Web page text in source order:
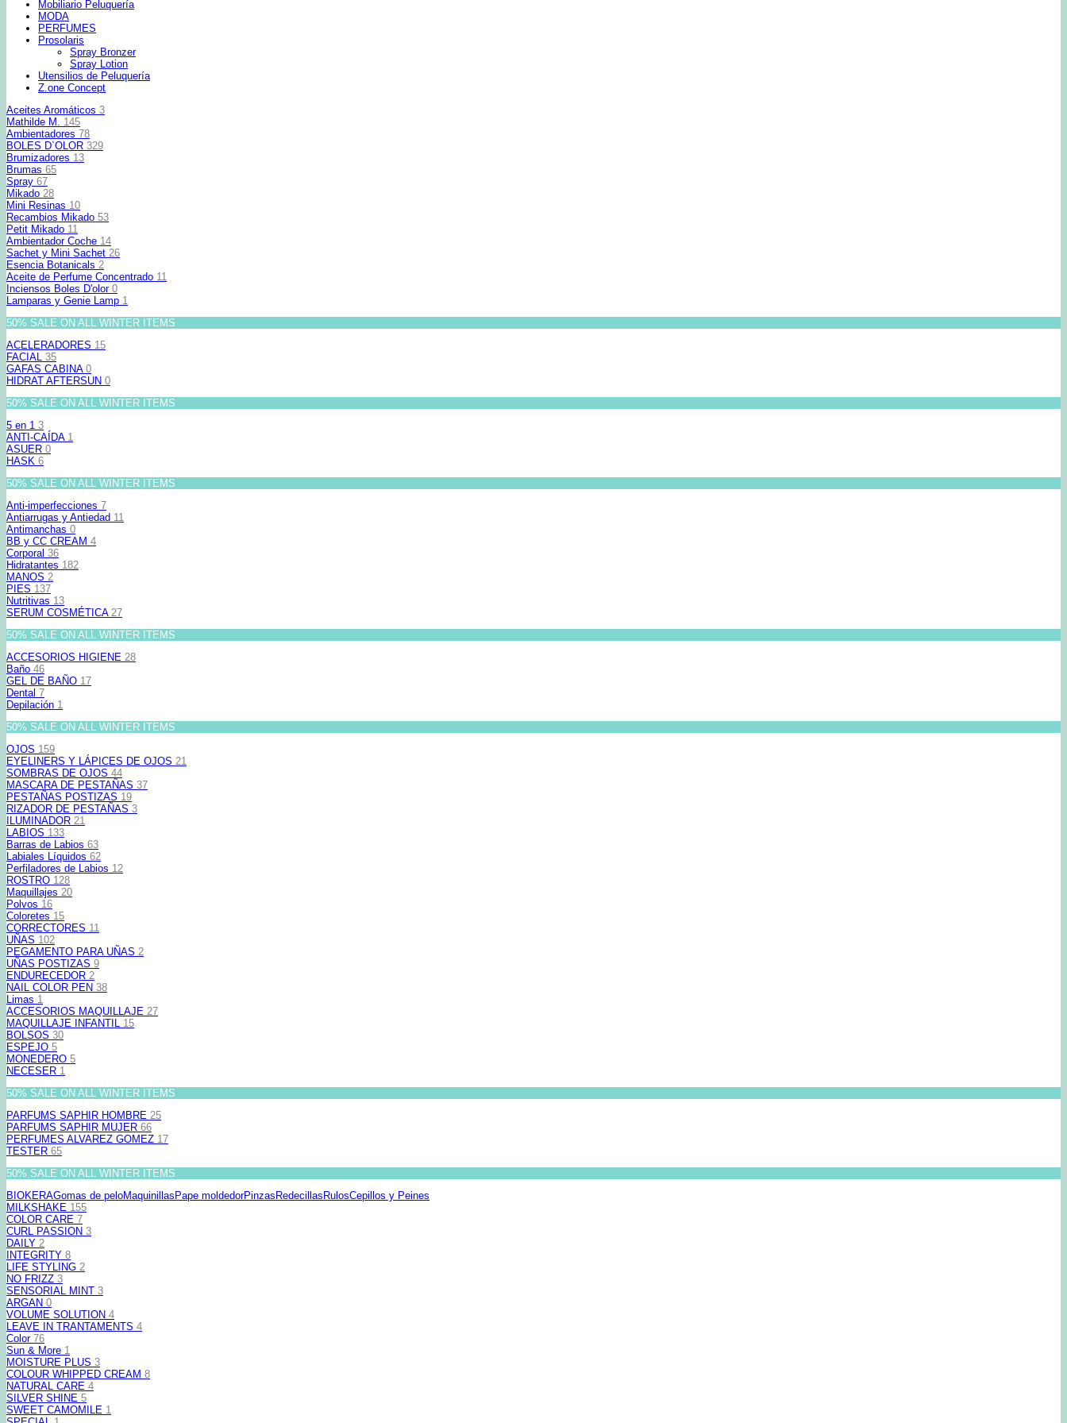
Mobiliario Peluquería
MODA
PERFUMES
Prosolaris
Spray Bronzer
Spray Lotion
Utensilios de Peluquería
Z.one Concept
Aceites Aromáticos 3
Mathilde M. 145
Ambientadores 78
BOLES D`OLOR 329
Brumizadores 13
Brumas 65
Spray 67
Mikado 28
Mini Resinas 10
Recambios Mikado 53
Petit Mikado 11
Ambientador Coche 14
Sachet y Mini Sachet 26
Esencia Botanicals 2
Aceite de Perfume Concentrado 11
Inciensos Boles D'olor 0
Lamparas y Genie Lamp 1
50% SALE ON ALL WINTER ITEMS
ACELERADORES 15
FACIAL 35
GAFAS CABINA 0
HIDRAT AFTERSUN 0
50% SALE ON ALL WINTER ITEMS
5 en 1 3
ANTI-CAÍDA 1
ASUER 0
HASK 6
50% SALE ON ALL WINTER ITEMS
Anti-imperfecciones 7
Antiarrugas y Antiedad 11
Antimanchas 0
BB y CC CREAM 4
Corporal 36
Hidratantes 182
MANOS 2
PIES 137
Nutritivas 13
SERUM COSMÉTICA 27
50% SALE ON ALL WINTER ITEMS
ACCESORIOS HIGIENE 28
Baño 46
GEL DE BAÑO 17
Dental 7
Depilación 1
50% SALE ON ALL WINTER ITEMS
OJOS 159
EYELINERS Y LÁPICES DE OJOS 21
SOMBRAS DE OJOS 44
MASCARA DE PESTAÑAS 37
PESTAÑAS POSTIZAS 19
RIZADOR DE PESTAÑAS 3
ILUMINADOR 21
LABIOS 133
Barras de Labios 63
Labiales Líquidos 62
Perfiladores de Labios 12
ROSTRO 128
Maquillajes 20
Polvos 16
Coloretes 15
CORRECTORES 11
UÑAS 102
PEGAMENTO PARA UÑAS 2
UÑAS POSTIZAS 9
ENDURECEDOR 2
NAIL COLOR PEN 38
Limas 1
ACCESORIOS MAQUILLAJE 27
MAQUILLAJE INFANTIL 15
BOLSOS 30
ESPEJO 5
MONEDERO 5
NECESER 1
50% SALE ON ALL WINTER ITEMS
PARFUMS SAPHIR HOMBRE 25
PARFUMS SAPHIR MUJER 66
PERFUMES ALVAREZ GOMEZ 17
TESTER 65
50% SALE ON ALL WINTER ITEMS
BIOKERAGomas de peloMaquinillas Pape moldedorPinzas Redecillas RulosCepillos y Peines
MILKSHAKE 155
COLOR CARE 7
CURL PASSION 3
DAILY 2
INTEGRITY 8
LIFE STYLING 2
NO FRIZZ 3
SENSORIAL MINT 3
ARGAN 0
VOLUME SOLUTION 4
LEAVE IN TRANTAMENTS 4
Color 76
Sun & More 1
MOISTURE PLUS 3
COLOUR WHIPPED CREAM 8
NATURAL CARE 4
SILVER SHINE 5
SWEET CAMOMILE 1